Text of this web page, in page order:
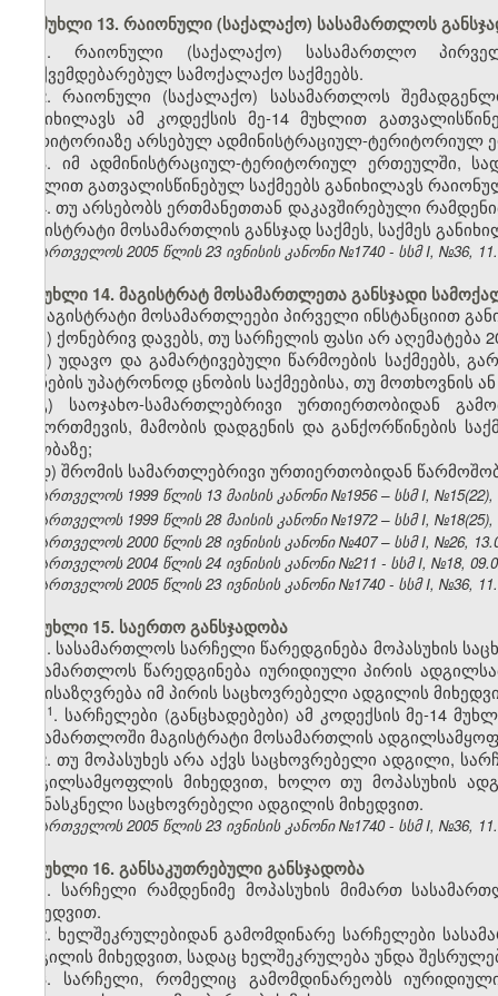
მუხლი 13. რაიონული (საქალაქო) სასამართლოს
1. რაიონული (საქალაქო) სასამართლო
დაქვემდებარებულ სამოქალაქო საქმეებს.
2. რაიონული (საქალაქო) სასამართლოს
განიხილავს ამ კოდექსის მე-14 მუხლით
ტერიტორიაზე არსებულ ადმინისტრაციულ-ტერიტორიულ
3. იმ ადმინისტრაციულ-ტერიტორიულ ერთეულში,
მუხლით გათვალისწინებულ საქმეებს განიხილავს
4. თუ არსებობს ერთმანეთთან დაკავშირებული
მაგისტრატი მოსამართლის განსჯად საქმეს, საქმეს
საქართველოს 2005 წლის 23 ივნისის კანონი №1740 - სსმ I, №36,
მუხლი 14. მაგისტრატ მოსამართლეთა განსჯადი
მაგისტრატი მოსამართლეები პირველი ინსტანციით
ა) ქონებრივ დავებს, თუ სარჩელის ფასი არ აღემატება
ბ) უდავო და გამარტივებული წარმოების საქმეებს,
ქონების უპატრონოდ ცნობის საქმეებისა, თუ მოთხოვნის
გ) საოჯახო-სამართლებრივი ურთიერთობიდან
ჩამორთმევის, მამობის დადგენის და განქორწინების
თაობაზე;
დ) შრომის სამართლებრივი ურთიერთობიდან
საქართველოს 1999 წლის 13 მაისის კანონი №1956 – სსმ I, №15(22),
საქართველოს 1999 წლის 28 მაისის კანონი №1972 – სსმ I, №18(25),
საქართველოს 2000 წლის 28 ივნისის კანონი №407 – სსმ I, №26,
საქართველოს 2004 წლის 24 ივნისის კანონი №211 - სსმ I, №18,
საქართველოს 2005 წლის 23 ივნისის კანონი №1740 - სსმ I, №36,
მუხლი 15. საერთო განსჯადობა
1. სასამართლოს სარჩელი წარედგინება მოპასუხის
სასამართლოს წარედგინება იურიდიული პირის
განისაზღვრება იმ პირის საცხოვრებელი ადგილის
​1. სარჩელები (განცხადებები) ამ კოდექსის მე-14
სასამართლოში მაგისტრატი მოსამართლის
2. თუ მოპასუხეს არა აქვს საცხოვრებელი ადგილი,
ადგილსამყოფლის მიხედვით, ხოლო თუ მოპასუხის
უკანასკნელი საცხოვრებელი ადგილის მიხედვით.
საქართველოს 2005 წლის 23 ივნისის კანონი №1740 - სსმ I, №36,
მუხლი 16. განსაკუთრებული განსჯადობა
1. სარჩელი რამდენიმე მოპასუხის მიმართ
მიხედვით.
2. ხელშეკრულებიდან გამომდინარე სარჩელები
ადგილის მიხედვით, სადაც ხელშეკრულება უნდა
3. სარჩელი, რომელიც გამომდინარეობს